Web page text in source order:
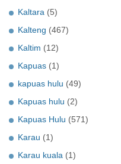
Kaltara (5)
Kalteng (467)
Kaltim (12)
Kapuas (1)
kapuas hulu (49)
Kapuas hulu (2)
Kapuas Hulu (571)
Karau (1)
Karau kuala (1)